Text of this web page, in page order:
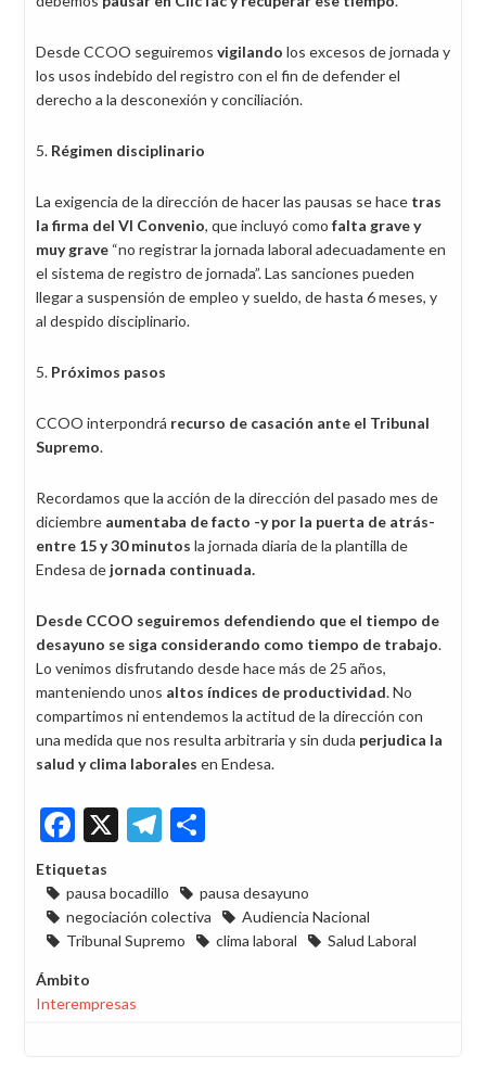
Desde CCOO seguiremos vigilando los excesos de jornada y
los usos indebido del registro con el fin de defender el
derecho a la desconexión y conciliación.
5. Régimen disciplinario
La exigencia de la dirección de hacer las pausas se hace tras
la firma del VI Convenio, que incluyó como falta grave y
muy grave “no registrar la jornada laboral adecuadamente en
el sistema de registro de jornada”. Las sanciones pueden
llegar a suspensión de empleo y sueldo, de hasta 6 meses, y
al despido disciplinario.
5. Próximos pasos
CCOO interpondrá recurso de casación ante el Tribunal
Supremo.
Recordamos que la acción de la dirección del pasado mes de
diciembre aumentaba de facto -y por la puerta de atrás-
entre 15 y 30 minutos la jornada diaria de la plantilla de
Endesa de jornada continuada.
Desde CCOO seguiremos defendiendo que el tiempo de
desayuno se siga considerando como tiempo de trabajo.
Lo venimos disfrutando desde hace más de 25 años,
manteniendo unos altos índices de productividad. No
compartimos ni entendemos la actitud de la dirección con
una medida que nos resulta arbitraria y sin duda perjudica la
salud y clima laborales en Endesa.
Facebook
X Telegram
Etiquetas
pausa bocadillo
pausa desayuno
negociación colectiva
Audiencia Nacional
Tribunal Supremo
clima laboral Salud Laboral
Ámbito
Interempresas